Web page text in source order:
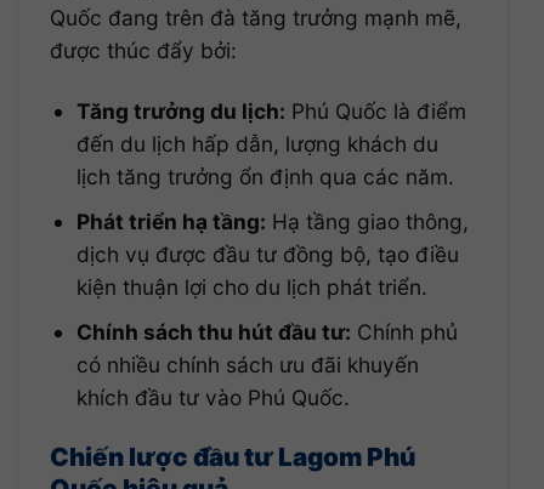
Quốc đang trên đà tăng trưởng mạnh mẽ,
được thúc đẩy bởi:
Tăng trưởng du lịch: Phú Quốc là điểm
đến du lịch hấp dẫn, lượng khách du
lịch tăng trưởng ổn định qua các năm.
Phát triển hạ tầng: Hạ tầng giao thông,
dịch vụ được đầu tư đồng bộ, tạo điều
kiện thuận lợi cho du lịch phát triển.
Chính sách thu hút đầu tư: Chính phủ
có nhiều chính sách ưu đãi khuyến
khích đầu tư vào Phú Quốc.
Chiến lược đầu tư Lagom Phú